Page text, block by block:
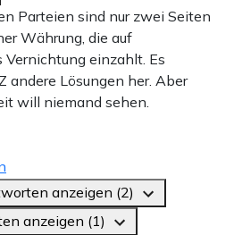
Parteien sind nur zwei Seiten
Währung, die auf
Vernichtung einzahlt. Es
andere Lösungen her. Aber
will niemand sehen.
anzeigen (2)
anzeigen (1)